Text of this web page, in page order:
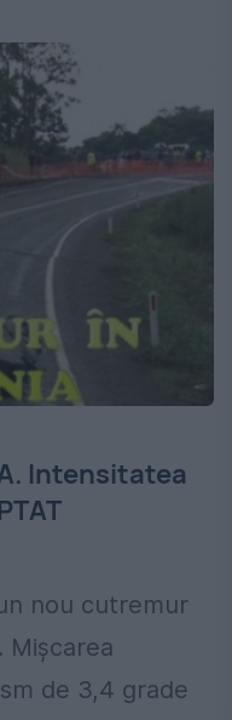
Intensitatea
nou cutremur
Mișcarea
de 3,4 grade